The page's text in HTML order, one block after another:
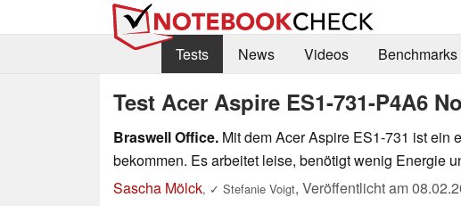
Tests
News Videos Benchmarks
Test Acer Aspire ES1-731-P4A6
Braswell Office. Mit dem Acer Aspire ES1-731 ist ein
bekommen. Es arbeitet leise, benötigt wenig Energie
Sascha Mölck, ✓ Stefanie Voigt, Veröffentlicht am